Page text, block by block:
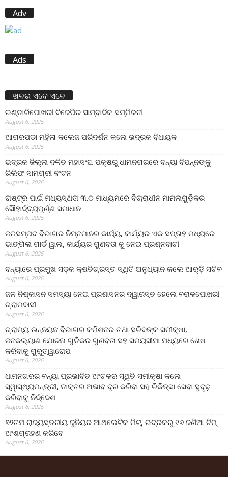
Adv
Ads
ଖବର ଏବେ ଏବେ
ଭଣ୍ଡାରିପୋଖରୀ ବିଜେପିର ସାମ୍ବାଦିକ ସମ୍ମିଳନୀ
August 6, 2026
ଆଗରପଡା ମହିଳା କଲେଜ ପରିଦର୍ଶନ କଲେ ଭଦ୍ରକ ବିଧାୟକ
August 6, 2026
ଭଦ୍ରକ ଜିଲ୍ଲା ଦଳିତ ମହାସଂଘ ପକ୍ଷରୁ ଧାମନଗରରେ ବନ୍ୟା ବିପନ୍ନଙ୍କୁ
ରିଲିଫ ସାମଗ୍ରୀ ବଂଟନ
August 6, 2026
ରାଷ୍ଟ୍ର ପାଇଁ ମଧ୍ୟସ୍ଥତା ୩.୦ ମାଧ୍ୟମରେ ବିଚାରାଧୀନ ମାମଲାଗୁଡ଼ିକର
ସୌହାର୍ଦ୍ଦ୍ୟପୂର୍ଣ୍ଣ ସମାଧାନ
August 6, 2026
ଜଳସମ୍ପଦ ବିଭାଗର ନିମ୍ନମାନର କାର୍ଯ୍ୟ, କାର୍ଯ୍ୟର ଏକ ସପ୍ତାହ ମଧ୍ୟରେ
ଭାଙ୍ଗିଲା ଗାର୍ଡ ୱାଲ, କାର୍ଯ୍ୟର ଗୁଣବତା କୁ ନେଇ ପ୍ରଶ୍ନବାଚୀ
August 6, 2026
ବନ୍ୟାରେ ପ୍ରମୁଖ ସଡ଼କ କ୍ଷତିଗ୍ରସ୍ତ ସ୍ଥିତି ଅନୁଧ୍ୟାନ କଲେ ଆର୍‌ଡ଼ି ସଚିବ
August 6, 2026
ଜଳ ନିଷ୍କାସନ ସମସ୍ୟା ନେଇ ପ୍ରଶାସନର ଦ୍ୱାରସ୍ତ ହେଲେ ବରାଳପୋଖରୀ
ଗ୍ରାମବାସୀ
August 6, 2026
ଗ୍ରାମ୍ୟ ଉନ୍ନୟନ ବିଭାଗର କମିଶନର ତଥା ସଚିବଙ୍କ ସମୀକ୍ଷା,
ଜନକଲ୍ୟାଣ ଯୋଜନା ଗୁଡିକର ଗୁଣବତା ସହ ସମୟସୀମା ମଧ୍ୟରେ ଶେଷ
କରିବାକୁ ଗୁରୁତ୍ୱାରୋପ
August 6, 2026
ଧାମନଗରର ବନ୍ୟା ପ୍ରଭାବିତ ଅଂଚଳର ସ୍ଥିତି ସମୀକ୍ଷା କଲେ
ସ୍ୱାସ୍ଥ୍ୟମନ୍ତ୍ରୀ, ଡାକ୍ତର ଅଭାବ ଦୂର କରିବା ସହ ଚିକିତ୍ସା ସେବା ସୁଦୃଢ଼
କରିବାକୁ ନିର୍ଦ୍ଦେଶ
August 6, 2026
୭୨ତମ ରାଜ୍ୟସ୍ତରୀୟ ଜୁନିୟର ଆଥଲେଟିକ ମିଟ୍‌, ଭଦ୍ରକରୁ ୧୬ ଜଣିଆ ଟିମ୍
ଅଂଶଗ୍ରହଣ କରିବେ
August 6, 2026